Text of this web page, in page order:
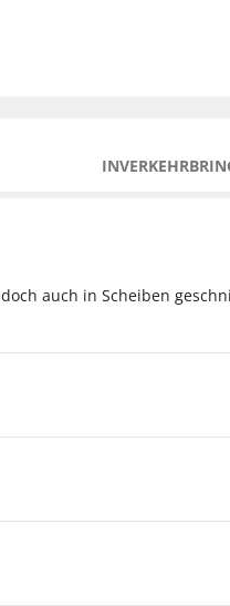
auch in Scheiben